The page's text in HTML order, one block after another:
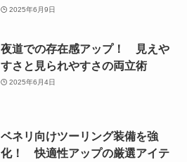
2025年6月9日
夜道での存在感アップ！ 見えや
すさと見られやすさの両立術
2025年6月4日
ベネリ向けツーリング装備を強
化！ 快適性アップの厳選アイテ